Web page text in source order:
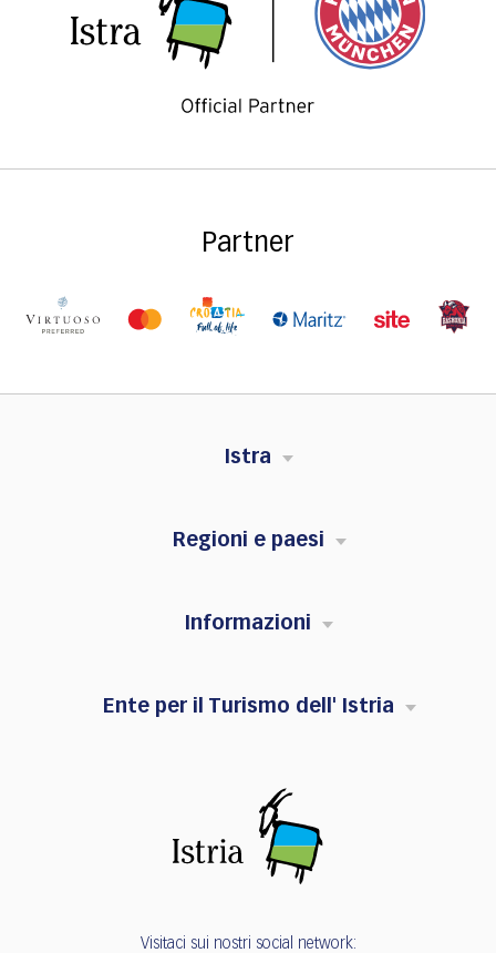
Partner
Istra
Regioni e paesi
Informazioni
Ente per il Turismo dell' Istria
Visitaci sui nostri social network: